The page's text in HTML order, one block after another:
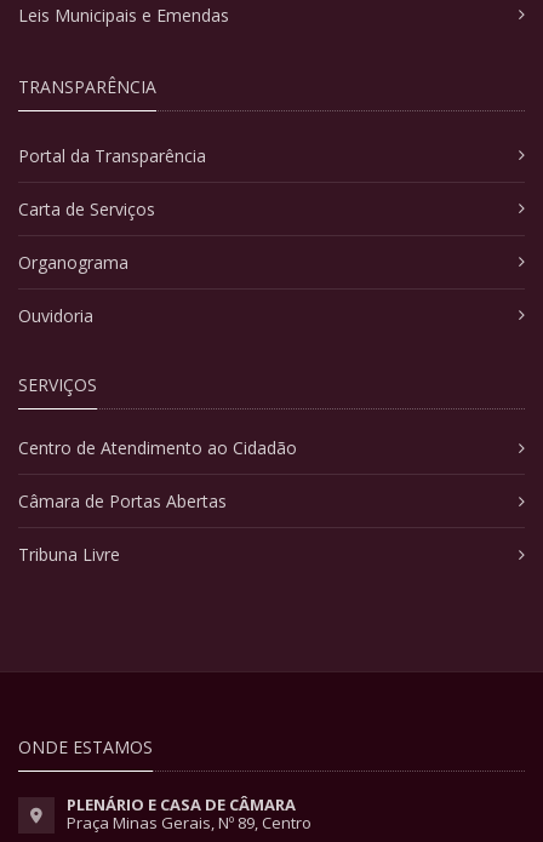
Leis Municipais e Emendas
TRANSPARÊNCIA
Portal da Transparência
Carta de Serviços
Organograma
Ouvidoria
SERVIÇOS
Centro de Atendimento ao Cidadão
Câmara de Portas Abertas
Tribuna Livre
ONDE ESTAMOS
PLENÁRIO E CASA DE CÂMARA
Praça Minas Gerais, Nº 89, Centro